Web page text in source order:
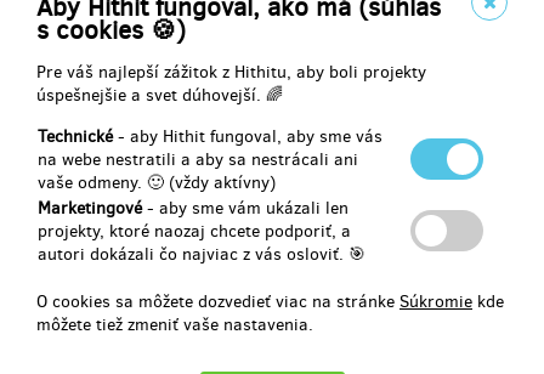
Aby Hithit fungoval, ako má (súhlas
s cookies 🍪)
Pre váš najlepší zážitok z Hithitu, aby boli projekty
úspešnejšie a svet dúhovejší. 🌈
Technické- aby Hithit fungoval, aby sme vás
na webe nestratili a aby sa nestrácali ani
vaše odmeny. 🙂 (vždy aktívny)
Marketingové- aby sme vám ukázali len
projekty, ktoré naozaj chcete podporiť, a
autori dokázali čo najviac z vás osloviť. 🎯
O cookies sa môžete dozvedieť viac na stránke Súkromie kde
môžete tiež zmeniť vaše nastavenia.
Vstupenka na premiéru dokumentu
Kup lístek a užij fajn večer. :) Podle míry zájmu upřesníme datum a
místo po skončení projektu.
Doručenia odmeny: do štvrť roka po ukončení projektu na Hithitu
19,33 €